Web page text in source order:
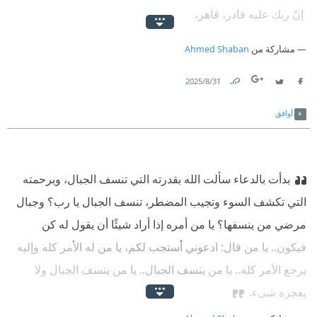
‫ إنّ ربك عليه قادر، قاهر،
‫ وفي لحظة يزيله وكأنه لم يكن.
مشاركة من Ahmed Shaban
31‏/8‏/2025
أوافق
بدأت بالدعاء سألت الله بقدرته التي تنسف الجبال، وبرحمته
التي تكشف السوء وتجيب المضطر، تنسف الجبال يا رب؟ وجبال
مرضي من ينسفها؟ يا من أمره إذا أراد شيئًا أن يقول له كن
فيكون.. يا من قال: ادعوني أستجب لكم، يا من له الأمر كله وإليه
يرجع الأمر كله.. يا من ينسف الجبال.. يا من ينسف الجبال ولا
يعجزه شيء.